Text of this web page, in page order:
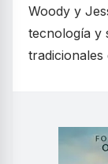
Woody y
tecnología y
tradicionales